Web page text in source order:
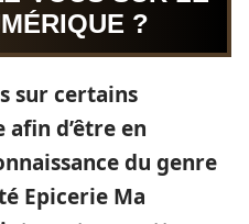
?
sur certains
d’être en
du genre
Epicerie Ma